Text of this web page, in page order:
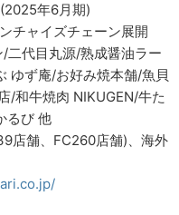
年6月期)
チャイズチェーン展開
二代目丸源/熟成醤油ラー
ゆず庵/お好み焼本舗/魚貝
/和牛焼肉 NIKUGEN/牛た
るび 他
店舗、FC260店舗)、海外